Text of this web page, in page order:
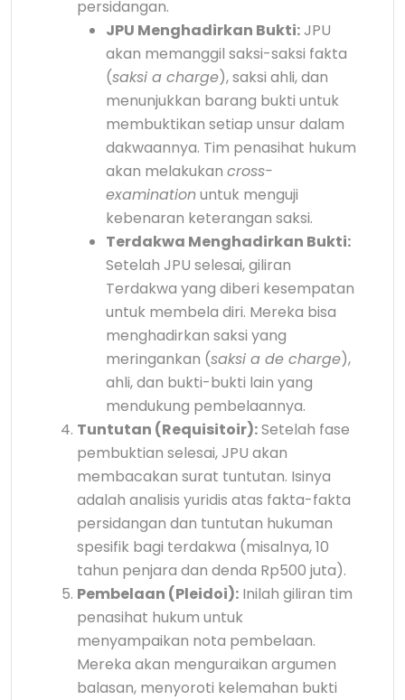
persidangan.
JPU Menghadirkan Bukti:JPU
akan memanggil saksi-saksi fakta
(saksi a charge), saksi ahli, dan
menunjukkan barang bukti untuk
membuktikan setiap unsur dalam
dakwaannya. Tim penasihat hukum
akan melakukan cross-
examinationuntuk menguji
kebenaran keterangan saksi.
Terdakwa Menghadirkan Bukti:
Setelah JPU selesai, giliran
Terdakwa yang diberi kesempatan
untuk membela diri. Mereka bisa
menghadirkan saksi yang
meringankan (saksi a de charge),
ahli, dan bukti-bukti lain yang
mendukung pembelaannya.
Tuntutan (Requisitoir):Setelah fase
pembuktian selesai, JPU akan
membacakan surat tuntutan. Isinya
adalah analisis yuridis atas fakta-fakta
persidangan dan tuntutan hukuman
spesifik bagi terdakwa (misalnya, 10
tahun penjara dan denda Rp500 juta).
Pembelaan (Pleidoi): Inilah giliran tim
penasihat hukum untuk
menyampaikan nota pembelaan.
Mereka akan menguraikan argumen
balasan, menyoroti kelemahan bukti